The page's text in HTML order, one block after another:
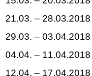
21.03. – 28.03.2018
29.03. – 03.04.2018
04.04. – 11.04.2018
12.04. – 17.04.2018